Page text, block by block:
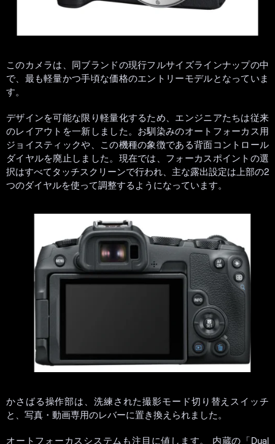
このカメラは、同ブランドの現行フルサイズラインナップの中
で、最も軽量かつ手頃な価格のエントリーモデルとなっていま
す。
デザインを可能な限り軽量化するため、エンジニアたちは従来
のレイアウトを一新しました。お馴染みのオートフォーカス用
ジョイスティックや、この機種の象徴である背面コントロール
ダイヤルを廃止しました。現在では、フォーカスポイントの選
択はすべてタッチスクリーンで行われ、主な露出設定は上部の2
つのダイヤルを使って調整するようになっています。
かさばる操作部は、洗練された撮影モード切り替えスイッチ
と、写真・動画専用のレバーに置き換えられました。
オートフォーカスシステムも注目に値します。 内蔵の「Dual